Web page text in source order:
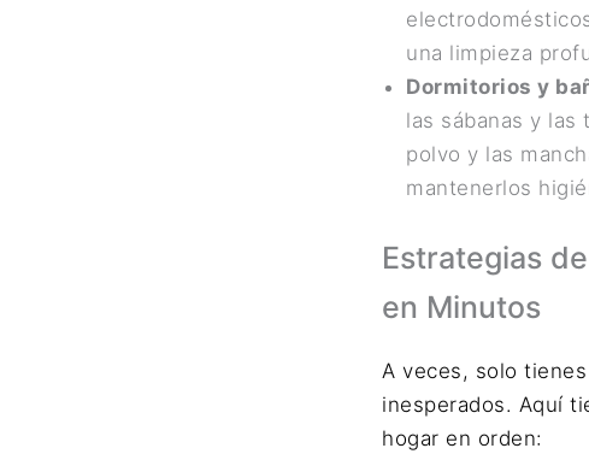
una limpieza
Dormitorios y
las sábanas y
polvo y las
mantenerlos
Estrategias
en Minutos
A veces, solo
inesperados. Aquí
hogar en orden: